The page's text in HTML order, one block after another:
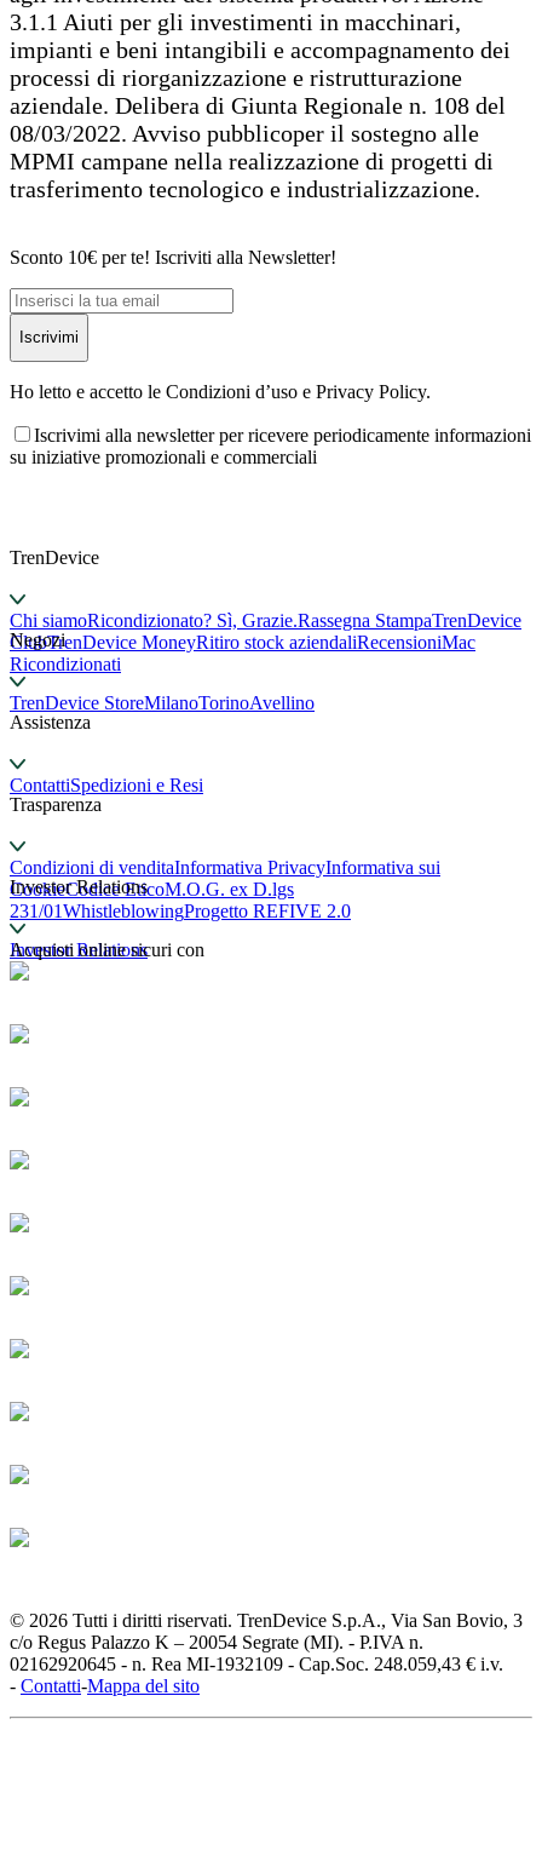
3.1.1 Aiuti per gli investimenti in macchinari,
impianti e beni intangibili e accompagnamento dei
processi di riorganizzazione e ristrutturazione
aziendale. Delibera di Giunta Regionale n. 108 del
08/03/2022. Avviso pubblicoper il sostegno alle
MPMI campane nella realizzazione di progetti di
trasferimento tecnologico e industrializzazione.
Sconto 10€ per te! Iscriviti alla Newsletter!
Iscrivimi
Ho letto e accetto le Condizioni d’uso e Privacy Policy.
Iscrivimi alla newsletter per ricevere periodicamente informazioni
su iniziative promozionali e commerciali
TrenDevice
Chi siamoRicondizionato? Sì, Grazie.Rassegna StampaTrenDevice
ClubTrenDevice MoneyRitiro stock aziendaliRecensioniMac
Ricondizionati
Negozi
TrenDevice StoreMilanoTorinoAvellino
Assistenza
ContattiSpedizioni e Resi
Trasparenza
Condizioni di venditaInformativa PrivacyInformativa sui
CookieCodice EticoM.O.G. ex D.lgs
231/01WhistleblowingProgetto REFIVE 2.0
Investor Relations
Investor Relations
Acquisti online sicuri con
© 2026 Tutti i diritti riservati. TrenDevice S.p.A., Via San Bovio, 3
c/o Regus Palazzo K – 20054 Segrate (MI). - P.IVA n.
02162920645 - n. Rea MI-1932109 - Cap.Soc. 248.059,43 € i.v.
- Contatti-Mappa del sito